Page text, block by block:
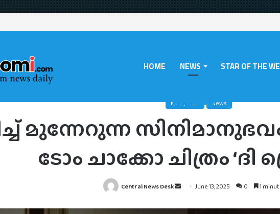
HOME NEWS STAR OF THE
Home
Malayalam News
മുന്നേറുന്ന
ടോം ചാക്കോ ചിത്രം ‘ദി
Central News Desk
Send
email
June 13, 2025 0 1